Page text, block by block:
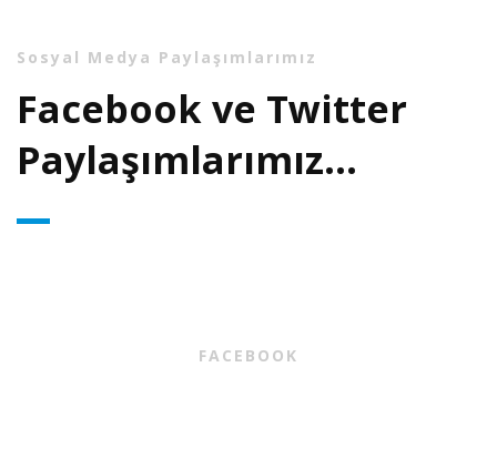
Sosyal Medya Paylaşımlarımız
Facebook ve Twitter
Paylaşımlarımız...
FACEBOOK